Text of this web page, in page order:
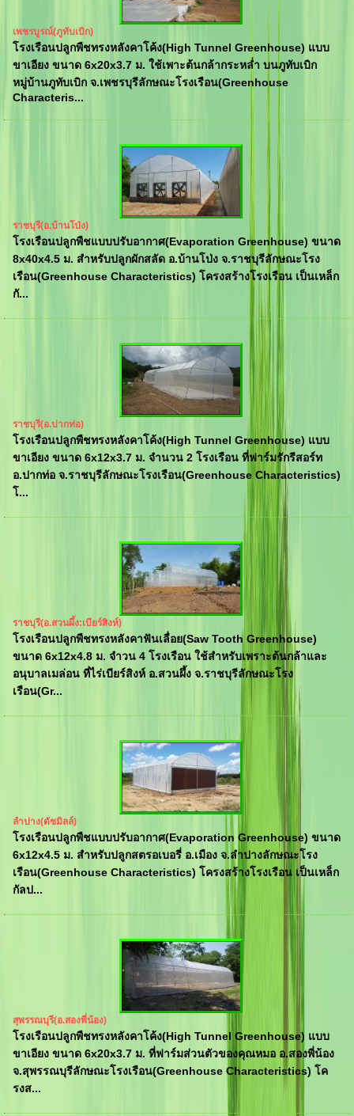
เพชรบูรณ์(ภูทับเบิก)
โรงเรือนปลูกพืชทรงหลังคาโค้ง(High Tunnel Greenhouse) แบบ
ขาเอียง ขนาด 6x20x3.7 ม. ใช้เพาะต้นกล้ากระหล่ำ บนภูทับเบิก
หมู่บ้านภูทับเบิก จ.เพชรบุรีลักษณะโรงเรือน(Greenhouse
Characteris...
ราชบุรี(อ.บ้านโป่ง)
โรงเรือนปลูกพืชแบบปรับอากาศ(Evaporation Greenhouse) ขนาด
8x40x4.5 ม. สำหรับปลูกผักสลัด อ.บ้านโป่ง จ.ราชบุรีลักษณะโรง
เรือน(Greenhouse Characteristics) โครงสร้างโรงเรือน เป็นเหล็ก
กั...
ราชบุรี(อ.ปากท่อ)
โรงเรือนปลูกพืชทรงหลังคาโค้ง(High Tunnel Greenhouse) แบบ
ขาเอียง ขนาด 6x12x3.7 ม. จำนวน 2 โรงเรือน ที่ฟาร์มรักรีสอร์ท
อ.ปากท่อ จ.ราชบุรีลักษณะโรงเรือน(Greenhouse Characteristics)
โ...
ราชบุรี(อ.สวนผึ้ง:เบียร์สิงห์)
โรงเรือนปลูกพืชทรงหลังคาฟันเลื่อย(Saw Tooth Greenhouse)
ขนาด 6x12x4.8 ม. จำวน 4 โรงเรือน ใช้สำหรับเพราะต้นกล้าและ
อนุบาลเมล่อน ที่ไร่เบียร์สิงห์ อ.สวนผึ้ง จ.ราชบุรีลักษณะโรง
เรือน(Gr...
ลำปาง(ดัชมิลล์)
โรงเรือนปลูกพืชแบบปรับอากาศ(Evaporation Greenhouse) ขนาด
6x12x4.5 ม. สำหรับปลูกสตรอเบอรี่ อ.เมือง จ.ลำปางลักษณะโรง
เรือน(Greenhouse Characteristics) โครงสร้างโรงเรือน เป็นเหล็ก
กัลป...
สุพรรณบุรี(อ.สองพี่น้อง)
โรงเรือนปลูกพืชทรงหลังคาโค้ง(High Tunnel Greenhouse) แบบ
ขาเอียง ขนาด 6x20x3.7 ม. ที่ฟาร์มส่วนตัวของคุณหมอ อ.สองพี่น้อง
จ.สุพรรณบุรีลักษณะโรงเรือน(Greenhouse Characteristics) โค
รงส...